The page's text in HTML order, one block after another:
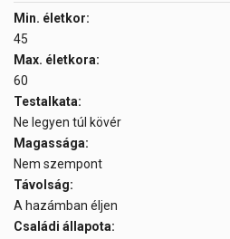
Min. életkor:
45
Max. életkora:
60
Testalkata:
Ne legyen túl kövér
Magassága:
Nem szempont
Távolság:
A hazámban éljen
Családi állapota: